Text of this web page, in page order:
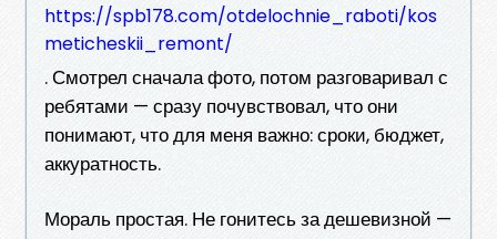
https://spb178.com/otdelochnie_raboti/kos
meticheskii_remont/
. Смотрел сначала фото, потом разговаривал с
ребятами — сразу почувствовал, что они
понимают, что для меня важно: сроки, бюджет,
аккуратность.
Мораль простая. Не гонитесь за дешевизной —